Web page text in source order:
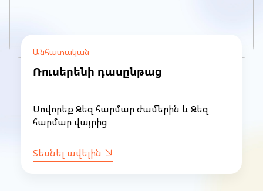
Անհատական
Ռուսերենի դասընթաց
Սովորեք Ձեզ հարմար ժամերին և Ձեզ
հարմար վայրից
Տեսնել ավելին